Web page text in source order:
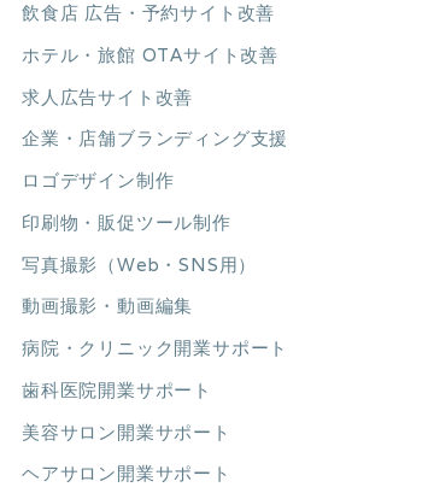
飲食店 広告・予約サイト改善
ホテル・旅館 OTAサイト改善
求人広告サイト改善
企業・店舗ブランディング支援
ロゴデザイン制作
印刷物・販促ツール制作
写真撮影（Web・SNS用）
動画撮影・動画編集
病院・クリニック開業サポート
歯科医院開業サポート
美容サロン開業サポート
ヘアサロン開業サポート